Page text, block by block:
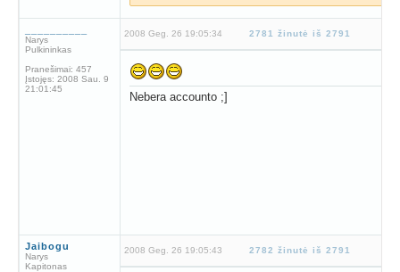
Narys
Pulkininkas
Pranešimai: 457
Įstojęs: 2008 Sau. 9
21:01:45
2008 Geg. 26 19:05:34 2781 žinutė iš 2791
Nebera accounto ;]
Jaibogu
Narys
Kapitonas
2008 Geg. 26 19:05:43 2782 žinutė iš 2791